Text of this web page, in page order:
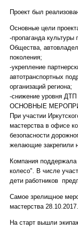
Проект был
Основные цели
-пропаганда культуры
Общества,
поколения;
-укрепление
автотранспортных
организаций региона;
-снижение уровня ДТП
ОСНОВНЫЕ
При участии
мастерства в офисе
безопасности
желающие закрепили
Компания поддержала
колесо". В числе
дети работников
Самое зрелищное
мастерства 28.10.2017.
На старт вышли